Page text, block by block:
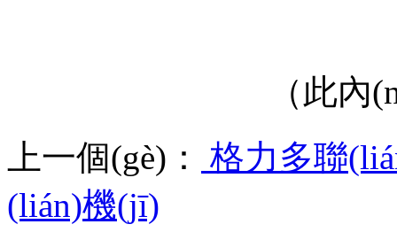
（此內
上一個(gè)：
格力多聯
(lián)機(jī)